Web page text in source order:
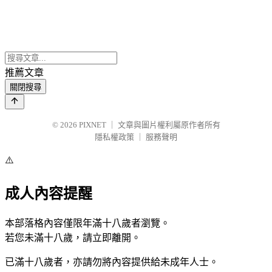
推薦文章
關閉搜尋
© 2026 PIXNET
文章與圖片權利屬原作者所有
隱私權政策
服務聲明
⚠️
成人內容提醒
本部落格內容僅限年滿十八歲者瀏覽。
若您未滿十八歲，請立即離開。
已滿十八歲者，亦請勿將內容提供給未成年人士。